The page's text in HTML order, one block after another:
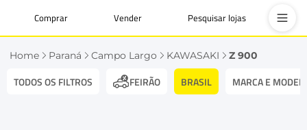
Comprar Vender Pesquisar lojas
Home Paraná Campo Largo KAWASAKI Z 900
TODOS OS FILTROS FEIRÃO BRASIL MARCA E